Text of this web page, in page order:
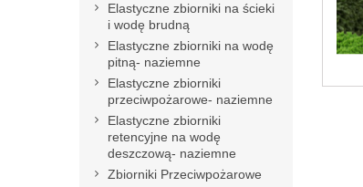
Elastyczne zbiorniki na ścieki
i wodę brudną
Elastyczne zbiorniki na wodę
pitną- naziemne
Elastyczne zbiorniki
przeciwpożarowe- naziemne
Elastyczne zbiorniki
retencyjne na wodę
deszczową- naziemne
Zbiorniki Przeciwpożarowe